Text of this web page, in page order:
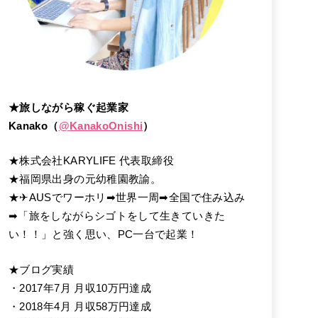
★旅しながら稼ぐ起業家
Kanako（@ KanakoOnishi）
★株式会社KARYLIFE 代表取締役
★福岡県出身の元幼稚園教諭。
★✈AUSでワーホリ➡世界一周➡全国で住み込み
➡「旅をしながらシゴトをして生きていきた
い！！」と強く思い、PC一台で起業！
★ブログ実績
・2017年7月 月収10万円達成
・2018年4月 月収58万円達成